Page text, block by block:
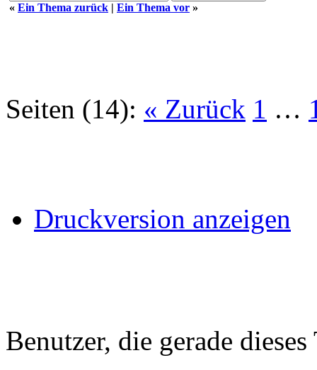
« Ein Thema zurück | Ein Thema vor »
Seiten (14): « Zurück 1 …
Druckversion anzeigen
Benutzer, die gerade